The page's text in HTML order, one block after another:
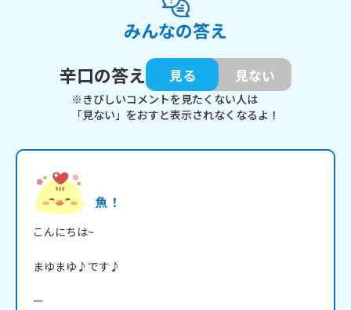
みんなの答え
辛口の答え
見る 見ない
※きびしいコメントを見たくない人は
「見ない」をおすと表示されなくなるよ！
魚！
こんにちは~
まゆまゆ♪です♪
ー